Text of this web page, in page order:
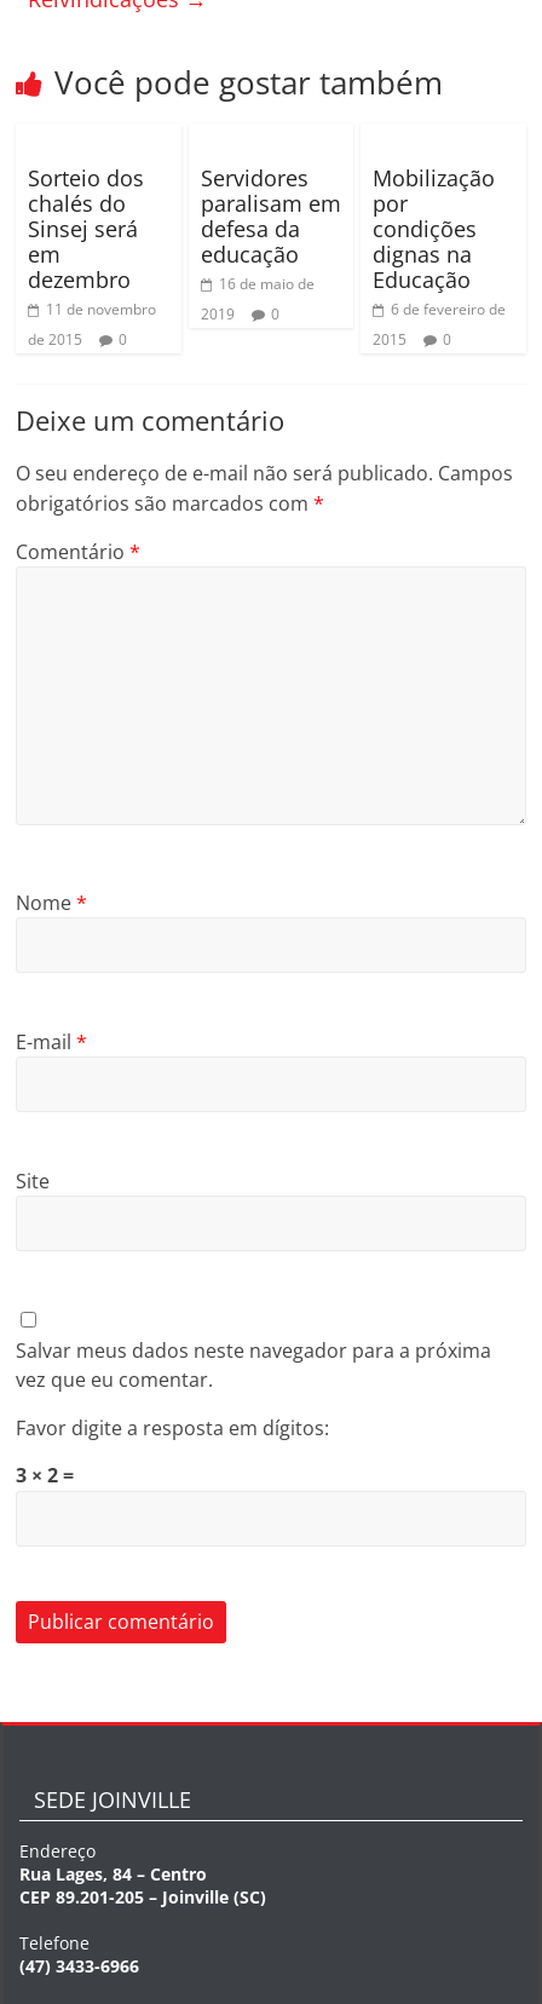
o h
Você pode gostar também
Sorteio dos
chalés do
Sinsej será
em
dezembro
11 de novembro
de 2015
0
Servidores
paralisam em
defesa da
educação
16 de maio de
2019
0
Mobilização
por
condições
dignas na
Educação
6 de fevereiro de
2015
0
Deixe um comentário
O seu endereço de e-mail não será publicado. Campos
obrigatórios são marcados com*
Comentário*
Nome*
E-mail*
Site
Salvar meus dados neste navegador para a próxima
vez que eu comentar.
Favor digite a resposta em dígitos:
3 × 2 =
SEDE JOINVILLE
Endereço
Rua Lages, 84 – Centro
CEP 89.201-205 – Joinville (SC)
Telefone
(47) 3433-6966